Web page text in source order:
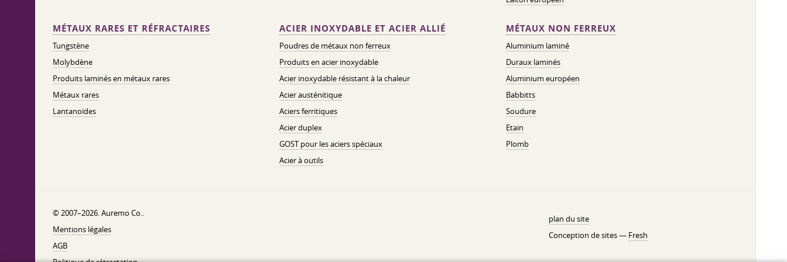
MÉTAUX RARES ET RÉFRACTAIRES
Tungstène
Molybdène
Produits laminés en métaux rares
Métaux rares
Lantanoïdes
ACIER INOXYDABLE ET ACIER ALLIÉ
Poudres de métaux non ferreux
Produits en acier inoxydable
Acier inoxydable résistant à la chaleur
Acier austénitique
Aciers ferritiques
Acier duplex
GOST pour les aciers spéciaux
Acier à outils
MÉTAUX NON FERREUX
Aluminium laminé
Duraux laminés
Aluminium européen
Babbitts
Soudure
Etain
Plomb
© 2007–2026. Auremo Co..
Mentions légales
AGB
plan du site
Conception de sites — Fresh